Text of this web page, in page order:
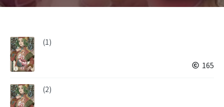
(1)
165
(2)